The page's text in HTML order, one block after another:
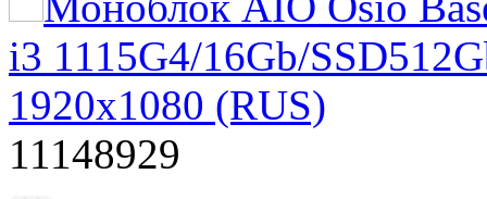
i3 1115G4/16Gb/
1920x1080 (RUS)
11148929